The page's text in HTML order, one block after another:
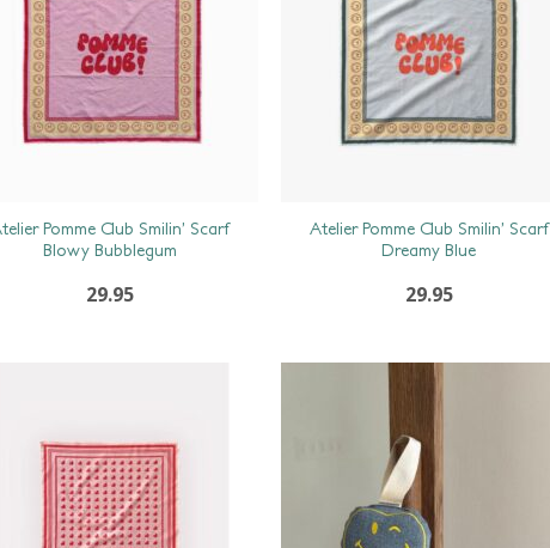
Pomme Club Smilin’ Scarf
Blowy Bubblegum
29.95
Atelier Pomme Club Smilin’ Scarf
Dreamy Blue
29.95